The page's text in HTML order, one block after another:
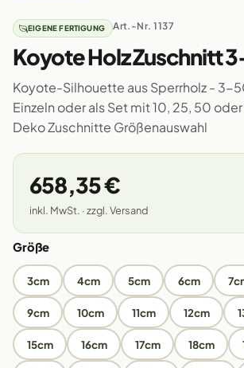
EIGENE FERTIGUNG Art.-Nr. 1137
Koyote Holz Zuschnitt
Koyote-Silhouette aus Sperrholz - 3-
Einzeln oder als Set mit 10, 25, 50
Deko Zuschnitte Größenauswahl
658,35 €
inkl. MwSt. · zzgl. Versand
Größe
3cm 4cm 5cm 6cm
9cm 10cm 11cm 12cm
15cm 16cm 17cm 18cm